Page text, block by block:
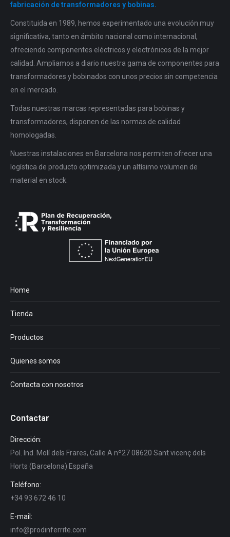
fabricación de transformadores y bobinas.
Constituida en 1989, hemos experimentado una evolución muy
significativa, tanto en ámbito nacional como internacional,
ofreciendo componentes eléctricos y electrónicos de la mejor
calidad. Ampliamos a diario nuestra gama de componentes para
transformadores y bobinados con unos precios sin competencia
en el mercado.
Todas nuestras marcas representadas para bobinas y
transformadores, disponen de las normas de calidad
homologadas.
Nuestras instalaciones en Barcelona nos permiten ofrecer una
logística de producto optimizada y un altísimo volumen de
material en stock.
Home
Tienda
Productos
Quienes somos
Contacta con nosotros
Contactar
Dirección:
Pol. Ind. Molí dels Frares, Calle A nº27 08620 Sant vicenç dels
Horts (Barcelona) España
Teléfono:
+34 93 672 46 10
E-mail:
info@prodinferrite.com